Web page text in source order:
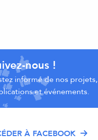
nous !
informé de nos projets,
et événements.
À FACEBOOK